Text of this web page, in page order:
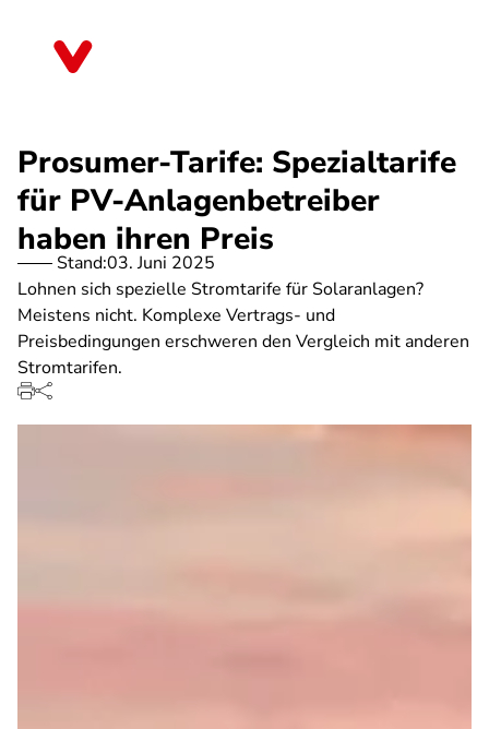
Prosumer-Tarife: Spezialtarife
für PV-Anlagenbetreiber
haben ihren Preis
Stand:03. Juni 2025
Lohnen sich spezielle Stromtarife für Solaranlagen?
Meistens nicht. Komplexe Vertrags- und
Preisbedingungen erschweren den Vergleich mit anderen
Stromtarifen.